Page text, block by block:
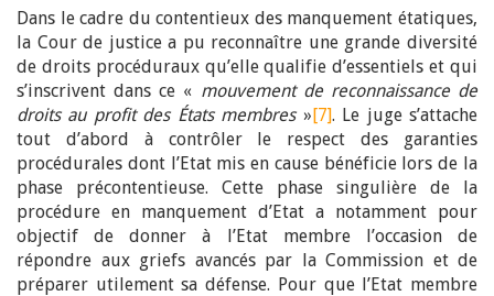
Dans le cadre du contentieux des manquement étatiques,
la Cour de justice a pu reconnaître une grande diversité
de droits procéduraux qu’elle qualifie d’essentiels et qui
s’inscrivent dans ce « mouvement de reconnaissance de
droits au profit des États membres»[7]. Le juge s’attache
tout d’abord à contrôler le respect des garanties
procédurales dont l’Etat mis en cause bénéficie lors de la
phase précontentieuse. Cette phase singulière de la
procédure en manquement d’Etat a notamment pour
objectif de donner à l’Etat membre l’occasion de
répondre aux griefs avancés par la Commission et de
préparer utilement sa défense. Pour que l’Etat membre